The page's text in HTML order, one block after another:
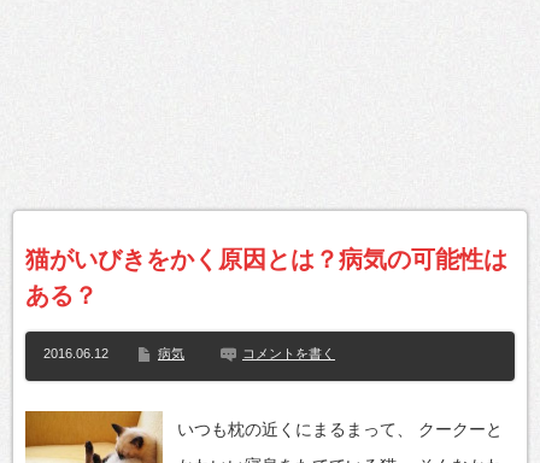
猫がいびきをかく原因とは？病気の可能性は
ある？
2016.06.12 病気 コメントを書く
いつも枕の近くにまるまって、 クークーと